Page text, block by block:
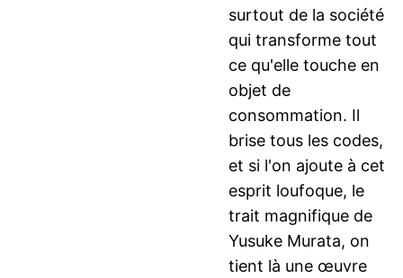
surtout de la société
qui transforme tout
ce qu'elle touche en
objet de
consommation. Il
brise tous les codes,
et si l'on ajoute à cet
esprit loufoque, le
trait magnifique de
Yusuke Murata, on
tient là une œuvre